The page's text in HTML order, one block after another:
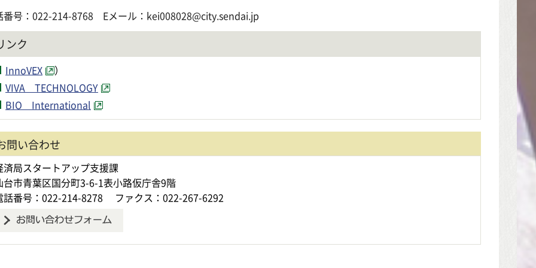
番号：022-214-8768 Eメール：kei008028@city.sendai.jp
ンク
InnoVEX
）
VIVA TECHNOLOGY
BIO International
問い合わせ
済局スタートアップ支援課
台市青葉区国分町3-6-1表小路仮庁舎9階
話番号：022-214-8278
ファクス：022-267-6292